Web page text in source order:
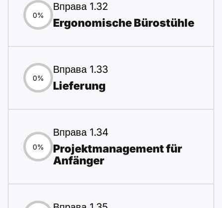
0%
Вправа 1.32
Ergonomische Bürostühle
0%
Вправа 1.33
Lieferung
0%
Вправа 1.34
Projektmanagement für
Anfänger